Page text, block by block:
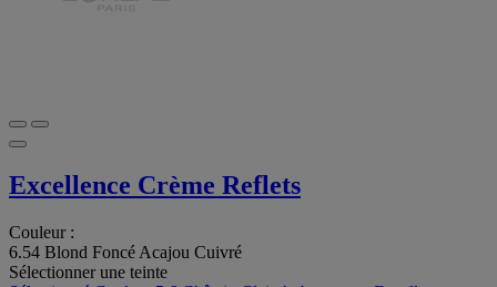
Excellence Crème Reflets
Couleur :
6.54 Blond Foncé Acajou Cuivré
Sélectionner une teinte